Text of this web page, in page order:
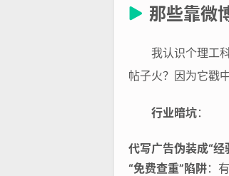
那些靠微
我认识个理工
帖子火？因为它戳
行业暗坑：
代写广告伪装成“经
“免费查重”陷阱：